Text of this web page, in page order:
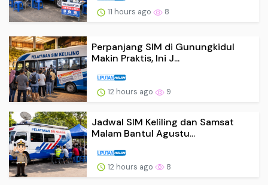
11 hours ago 8
Perpanjang SIM di Gunungkidul
Makin Praktis, Ini J...
12 hours ago 9
Jadwal SIM Keliling dan Samsat
Malam Bantul Agustu...
12 hours ago 8